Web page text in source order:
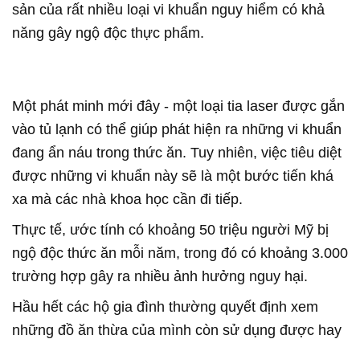
sản của rất nhiều loại vi khuẩn nguy hiểm có khả
năng gây ngộ độc thực phẩm.
Một phát minh mới đây - một loại tia laser được gắn
vào tủ lạnh có thể giúp phát hiện ra những vi khuẩn
đang ẩn náu trong thức ăn. Tuy nhiên, việc tiêu diệt
được những vi khuẩn này sẽ là một bước tiến khá
xa mà các nhà khoa học cần đi tiếp.
Thực tế, ước tính có khoảng 50 triệu người Mỹ bị
ngộ độc thức ăn mỗi năm, trong đó có khoảng 3.000
trường hợp gây ra nhiều ảnh hưởng nguy hại.
Hầu hết các hộ gia đình thường quyết định xem
những đồ ăn thừa của mình còn sử dụng được hay